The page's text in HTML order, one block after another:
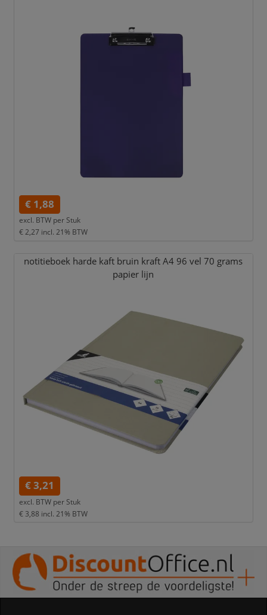
€ 1,88
excl. BTW per Stuk
€ 2,27 incl. 21% BTW
notitieboek harde kaft bruin kraft A4 96 vel 70 grams
papier lijn
€ 3,21
excl. BTW per Stuk
€ 3,88 incl. 21% BTW